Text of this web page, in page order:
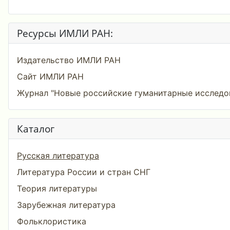
Ресурсы ИМЛИ РАН:
Издательство ИМЛИ РАН
Сайт ИМЛИ РАН
Журнал "Новые российские гуманитарные
Каталог
Русская литература
Литература России и стран СНГ
Теория литературы
Зарубежная литература
Фольклористика